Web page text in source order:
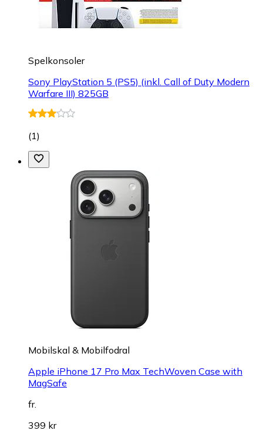
Spelkonsoler
Sony PlayStation 5 (PS5) (inkl. Call of Duty Modern
Warfare III) 825GB
(1)
Mobilskal & Mobilfodral
Apple iPhone 17 Pro Max TechWoven Case with
MagSafe
fr.
399 kr